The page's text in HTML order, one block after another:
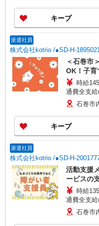
キープ
派遣社員
株式会社kotrio /●SD-H-
＜石巻市
OK！子育
時給
通費全支
石巻市
キープ
派遣社員
株式会社kotrio /●SD-H-
活動支援
ービスの
時給
通費全支
石巻市